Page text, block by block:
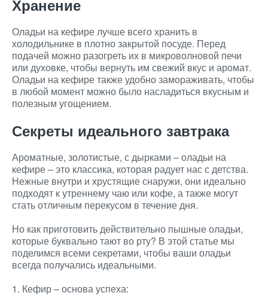
Хранение
Оладьи на кефире лучше всего хранить в
холодильнике в плотно закрытой посуде. Перед
подачей можно разогреть их в микроволновой печи
или духовке, чтобы вернуть им свежий вкус и аромат.
Оладьи на кефире также удобно замораживать, чтобы
в любой момент можно было насладиться вкусным и
полезным угощением.
Секреты идеального завтрака
Ароматные, золотистые, с дырками – оладьи на
кефире – это классика, которая радует нас с детства.
Нежные внутри и хрустящие снаружи, они идеально
подходят к утреннему чаю или кофе, а также могут
стать отличным перекусом в течение дня.
Но как приготовить действительно пышные оладьи,
которые буквально тают во рту? В этой статье мы
поделимся всеми секретами, чтобы ваши оладьи
всегда получались идеальными.
1. Кефир – основа успеха: